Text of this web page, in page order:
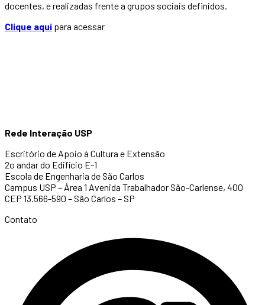
docentes, e realizadas frente a grupos sociais definidos.
Clique aqui para acessar
Rede Interação USP
Escritório de Apoio à Cultura e Extensão
2o andar do Edifício E-1
Escola de Engenharia de São Carlos
Campus USP – Área 1 Avenida Trabalhador São-Carlense, 400
CEP 13.566-590 – São Carlos – SP
Contato